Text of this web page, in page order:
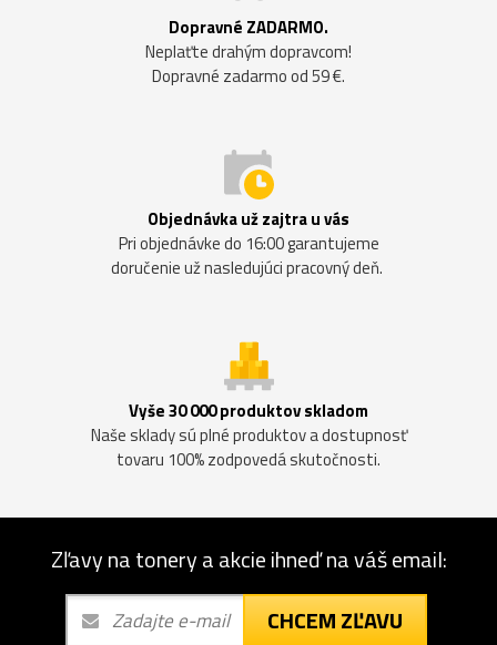
Dopravné ZADARMO.
Neplaťte drahým dopravcom!
Dopravné zadarmo od 59 €.
Objednávka už zajtra u vás
Pri objednávke do 16:00 garantujeme
doručenie už nasledujúci pracovný deň.
Vyše 30 000 produktov skladom
Naše sklady sú plné produktov a dostupnosť
tovaru 100% zodpovedá skutočnosti.
Zľavy na tonery a akcie ihneď na váš email:
CHCEM ZĽAVU